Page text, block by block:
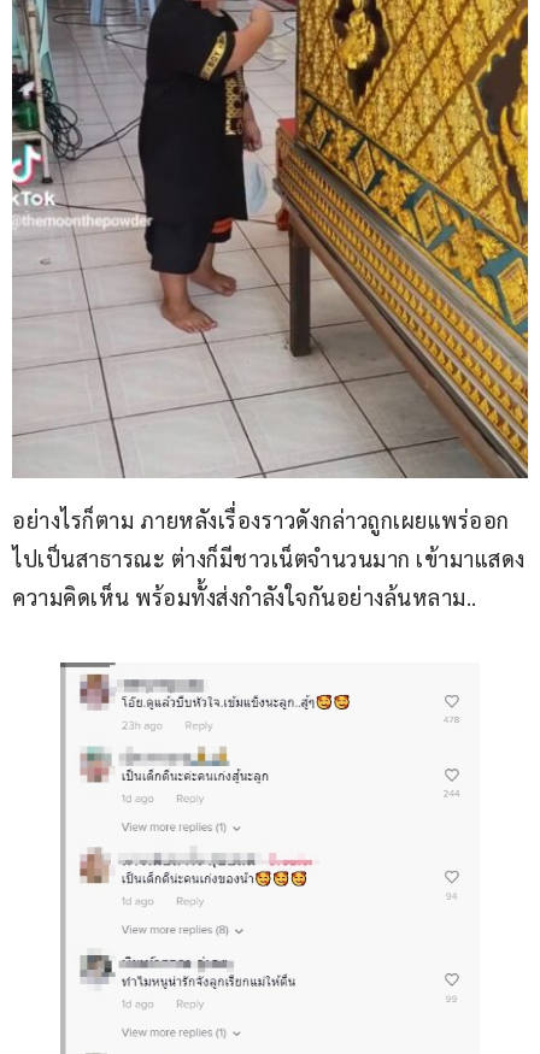
อย่างไรก็ตาม ภายหลังเรื่องราวดังกล่าวถูกเผยแพร่ออก
ไปเป็นสาธารณะ ต่างก็มีชาวเน็ตจำนวนมาก เข้ามาแสดง
ความคิดเห็น พร้อมทั้งส่งกำลังใจกันอย่างล้นหลาม..